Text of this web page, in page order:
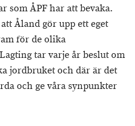
som ÅPF har att bevaka.
Åland gör upp ett eget
för de olika
tar varje år beslut om
jordbruket och där är det
och ge våra synpunkter